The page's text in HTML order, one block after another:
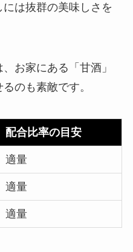
は抜群の美味しさを
お家にある「甘酒」
のも素敵です。
配合比率の目安
適量
適量
適量